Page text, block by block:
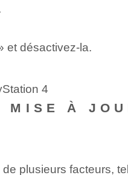
et désactivez-la.
4
MISE À
plusieurs facteurs,